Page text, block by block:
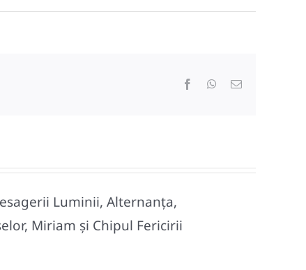
FacebookWhatsApp
E-
Luminii, Alternanța,
Miriam și Chipul Fericirii